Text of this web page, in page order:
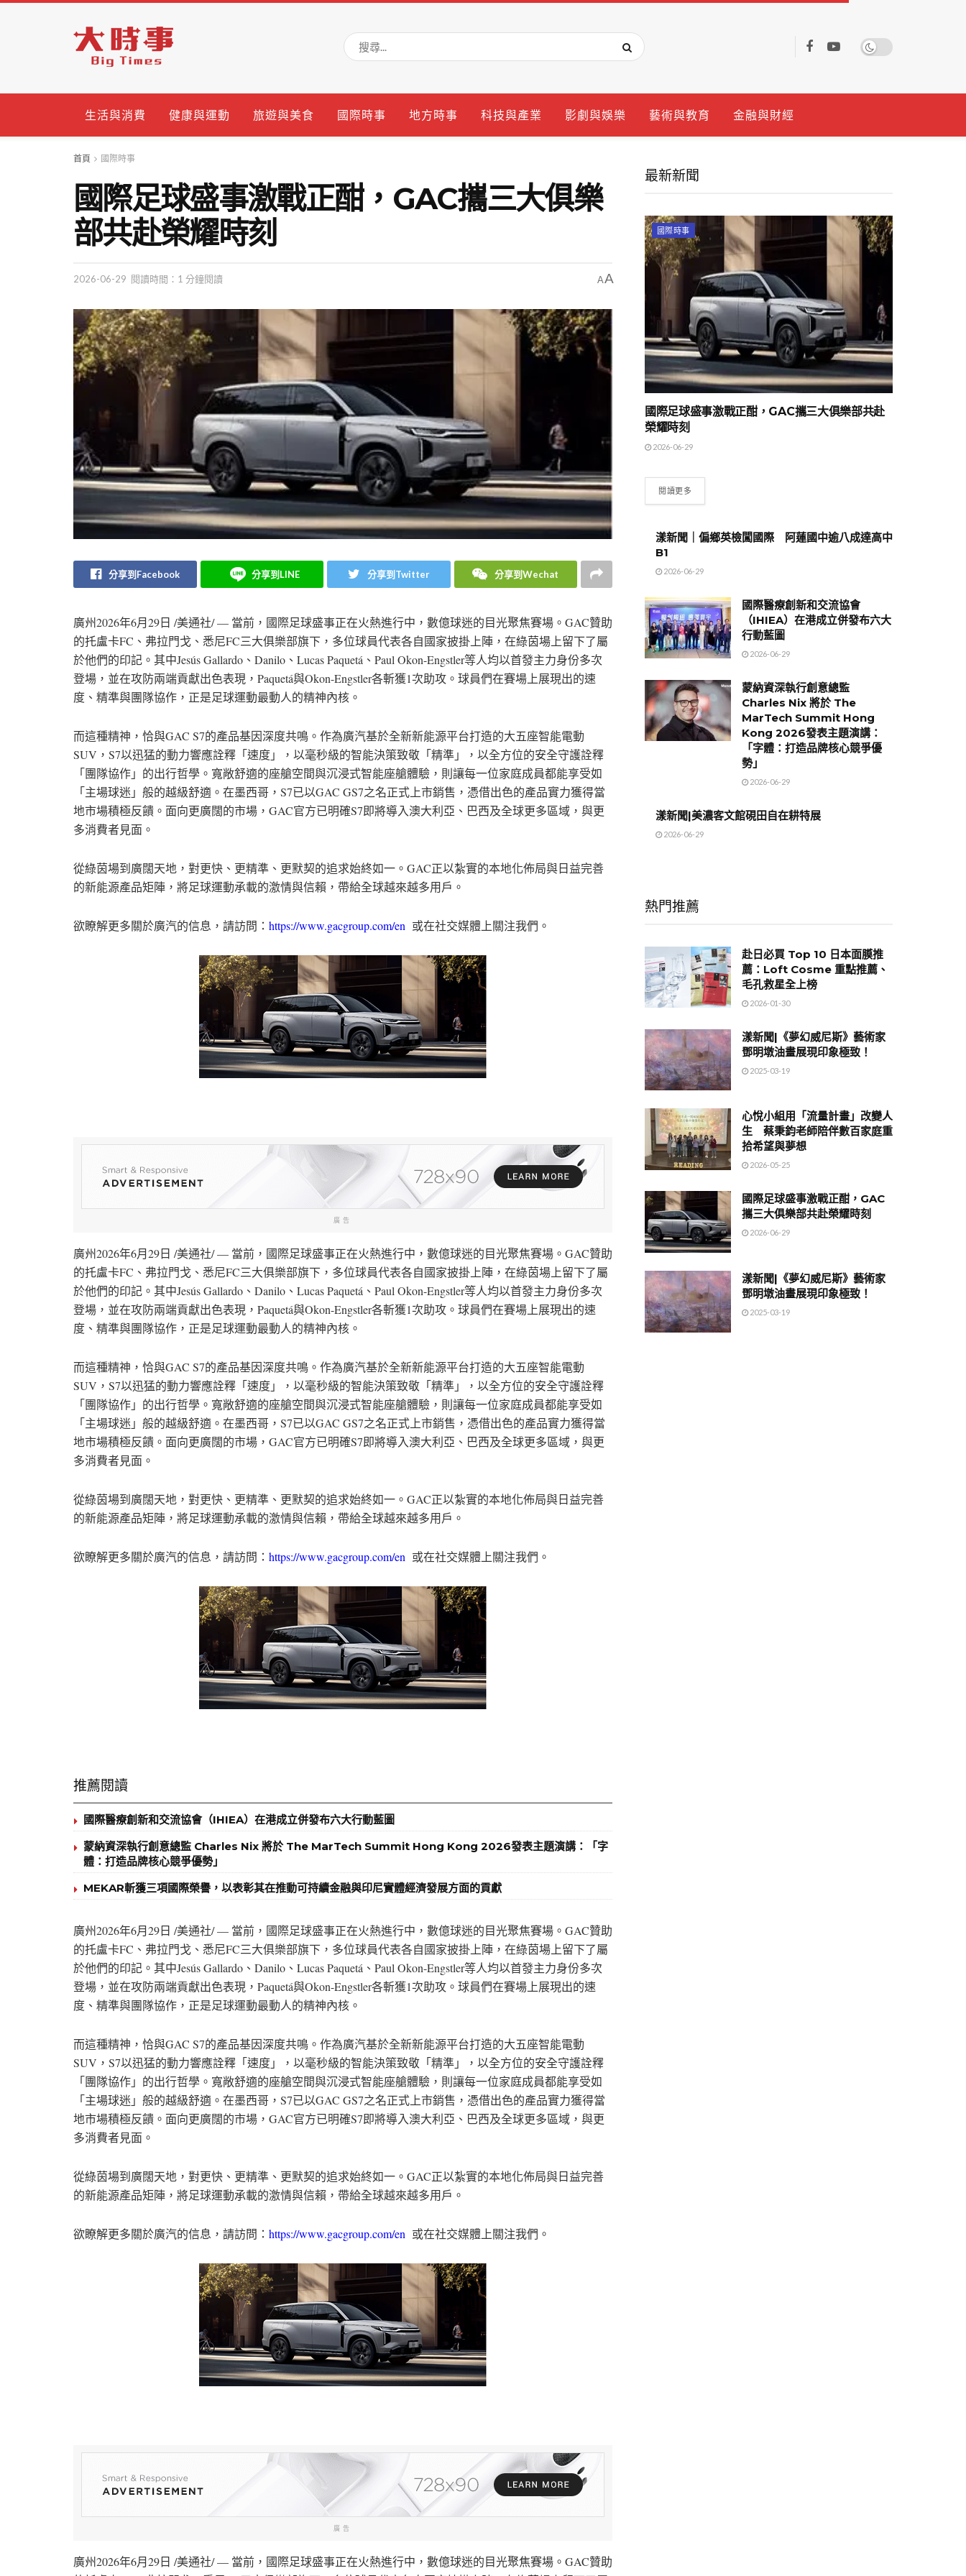
生活與消費 健康與運動 旅遊與美食 國際時事 地方時事 科技與產業 影劇與娛樂 藝術與教育 金融與財經
首頁 國際時事
國際足球盛事激戰正酣，GAC攜三大俱樂
部共赴榮耀時刻
2026-06-29 閱讀時間：1 分鐘閱讀 AA
分享到Facebook 分享到LINE 分享到Twitter 分享到Wechat
廣州2026年6月29日 /美通社/ — 當前，國際足球盛事正在火熱進行中，數億球迷的目光聚焦賽場。GAC贊助
的托盧卡FC、弗拉門戈、悉尼FC三大俱樂部旗下，多位球員代表各自國家披掛上陣，在綠茵場上留下了屬
於他們的印記。其中Jesús Gallardo、Danilo、Lucas Paquetá、Paul Okon-Engstler等人均以首發主力身份多次
登場，並在攻防兩端貢獻出色表現，Paquetá與Okon-Engstler各斬獲1次助攻。球員們在賽場上展現出的速
度、精準與團隊協作，正是足球運動最動人的精神內核。
而這種精神，恰與GAC S7的產品基因深度共鳴。作為廣汽基於全新新能源平台打造的大五座智能電動
SUV，S7以迅猛的動力響應詮釋「速度」，以毫秒級的智能決策致敬「精準」，以全方位的安全守護詮釋
「團隊協作」的出行哲學。寬敞舒適的座艙空間與沉浸式智能座艙體驗，則讓每一位家庭成員都能享受如
「主場球迷」般的越級舒適。在墨西哥，S7已以GAC GS7之名正式上市銷售，憑借出色的產品實力獲得當
地市場積極反饋。面向更廣闊的市場，GAC官方已明確S7即將導入澳大利亞、巴西及全球更多區域，與更
多消費者見面。
從綠茵場到廣闊天地，對更快、更精準、更默契的追求始終如一。GAC正以紮實的本地化佈局與日益完善
的新能源產品矩陣，將足球運動承載的激情與信賴，帶給全球越來越多用戶。
欲瞭解更多關於廣汽的信息，請訪問： https://www.gacgroup.com/en 或在社交媒體上關注我們。
廣告
廣州2026年6月29日 /美通社/ — 當前，國際足球盛事正在火熱進行中，數億球迷的目光聚焦賽場。GAC贊助
的托盧卡FC、弗拉門戈、悉尼FC三大俱樂部旗下，多位球員代表各自國家披掛上陣，在綠茵場上留下了屬
於他們的印記。其中Jesús Gallardo、Danilo、Lucas Paquetá、Paul Okon-Engstler等人均以首發主力身份多次
登場，並在攻防兩端貢獻出色表現，Paquetá與Okon-Engstler各斬獲1次助攻。球員們在賽場上展現出的速
度、精準與團隊協作，正是足球運動最動人的精神內核。
而這種精神，恰與GAC S7的產品基因深度共鳴。作為廣汽基於全新新能源平台打造的大五座智能電動
SUV，S7以迅猛的動力響應詮釋「速度」，以毫秒級的智能決策致敬「精準」，以全方位的安全守護詮釋
「團隊協作」的出行哲學。寬敞舒適的座艙空間與沉浸式智能座艙體驗，則讓每一位家庭成員都能享受如
「主場球迷」般的越級舒適。在墨西哥，S7已以GAC GS7之名正式上市銷售，憑借出色的產品實力獲得當
地市場積極反饋。面向更廣闊的市場，GAC官方已明確S7即將導入澳大利亞、巴西及全球更多區域，與更
多消費者見面。
從綠茵場到廣闊天地，對更快、更精準、更默契的追求始終如一。GAC正以紮實的本地化佈局與日益完善
的新能源產品矩陣，將足球運動承載的激情與信賴，帶給全球越來越多用戶。
欲瞭解更多關於廣汽的信息，請訪問： https://www.gacgroup.com/en 或在社交媒體上關注我們。
推薦閱讀
國際醫療創新和交流協會（IHIEA）在港成立併發布六大行動藍圖
蒙納資深執行創意總監 Charles Nix 將於 The MarTech Summit Hong Kong 2026發表主題演講：「字
體：打造品牌核心競爭優勢」
MEKAR斬獲三項國際榮譽，以表彰其在推動可持續金融與印尼實體經濟發展方面的貢獻
廣州2026年6月29日 /美通社/ — 當前，國際足球盛事正在火熱進行中，數億球迷的目光聚焦賽場。GAC贊助
的托盧卡FC、弗拉門戈、悉尼FC三大俱樂部旗下，多位球員代表各自國家披掛上陣，在綠茵場上留下了屬
於他們的印記。其中Jesús Gallardo、Danilo、Lucas Paquetá、Paul Okon-Engstler等人均以首發主力身份多次
登場，並在攻防兩端貢獻出色表現，Paquetá與Okon-Engstler各斬獲1次助攻。球員們在賽場上展現出的速
度、精準與團隊協作，正是足球運動最動人的精神內核。
而這種精神，恰與GAC S7的產品基因深度共鳴。作為廣汽基於全新新能源平台打造的大五座智能電動
SUV，S7以迅猛的動力響應詮釋「速度」，以毫秒級的智能決策致敬「精準」，以全方位的安全守護詮釋
「團隊協作」的出行哲學。寬敞舒適的座艙空間與沉浸式智能座艙體驗，則讓每一位家庭成員都能享受如
「主場球迷」般的越級舒適。在墨西哥，S7已以GAC GS7之名正式上市銷售，憑借出色的產品實力獲得當
地市場積極反饋。面向更廣闊的市場，GAC官方已明確S7即將導入澳大利亞、巴西及全球更多區域，與更
多消費者見面。
從綠茵場到廣闊天地，對更快、更精準、更默契的追求始終如一。GAC正以紮實的本地化佈局與日益完善
的新能源產品矩陣，將足球運動承載的激情與信賴，帶給全球越來越多用戶。
欲瞭解更多關於廣汽的信息，請訪問： https://www.gacgroup.com/en 或在社交媒體上關注我們。
廣告
廣州2026年6月29日 /美通社/ — 當前，國際足球盛事正在火熱進行中，數億球迷的目光聚焦賽場。GAC贊助
最新新聞
國際時事
國際足球盛事激戰正酣，GAC攜三大俱樂部共赴
榮耀時刻
2026-06-29
閱讀更多
漾新聞｜偏鄉英檢闖國際 阿蓮國中逾八成達高中
B1
2026-06-29
國際醫療創新和交流協會
（IHIEA）在港成立併發布六大
行動藍圖
2026-06-29
蒙納資深執行創意總監
Charles Nix 將於 The
MarTech Summit Hong
Kong 2026發表主題演講：
「字體：打造品牌核心競爭優
勢」
2026-06-29
漾新聞|美濃客文館硯田自在耕特展
2026-06-29
熱門推薦
赴日必買 Top 10 日本面膜推
薦：Loft Cosme 重點推薦、
毛孔救星全上榜
2026-01-30
漾新聞|《夢幻威尼斯》藝術家
鄧明墩油畫展現印象極致！
2025-03-19
心悅小組用「流量計畫」改變人
生 蔡秉鈞老師陪伴數百家庭重
拾希望與夢想
2026-05-25
國際足球盛事激戰正酣，GAC
攜三大俱樂部共赴榮耀時刻
2026-06-29
漾新聞|《夢幻威尼斯》藝術家
鄧明墩油畫展現印象極致！
2025-03-19